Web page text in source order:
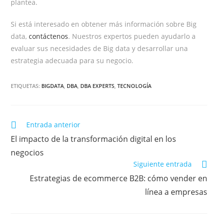
plantea.
Si está interesado en obtener más información sobre Big
data,contáctenos. Nuestros expertos pueden ayudarlo a
evaluar sus necesidades de Big data y desarrollar una
estrategia adecuada para su negocio.
ETIQUETAS: BIGDATA DBA DBA EXPERTS ,TECNOLOGÍA
Entrada anterior
El impacto de la transformación digital en los
negocios
Siguiente entrada
Estrategias de ecommerce B2B: cómo vender en
línea a empresas